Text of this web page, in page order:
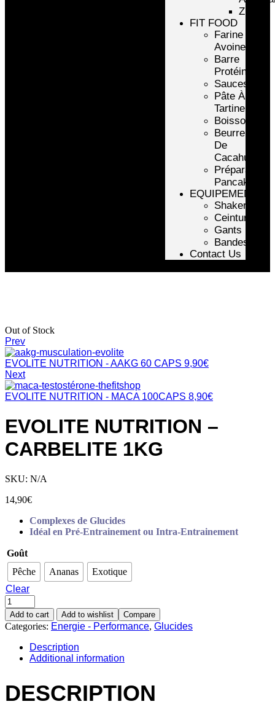
ZMA
FIT FOOD
Farine
Avoine/Riz
Barre
Protéinée
Sauces
Pâte À
Tartiner
Boissons
Beurre
De
Cacahuète
Préparation
Pancake
EQUIPEMENTS
Shakers
Ceintures
Gants
Bandes
Contact Us
Out of Stock
Prev
EVOLITE NUTRITION - AAKG 60 CAPS 9,90€
Next
EVOLITE NUTRITION - MACA 100CAPS 8,90€
EVOLITE NUTRITION –
CARBELITE 1KG
SKU: N/A
14,90€
Complexes de Glucides
Idéal en Pré-Entrainement ou Intra-Entrainement
Goût
Pêche
Ananas
Exotique
Clear
Add to cart Add to wishlist Compare
Categories: Energie - Performance, Glucides
Description
Additional information
DESCRIPTION